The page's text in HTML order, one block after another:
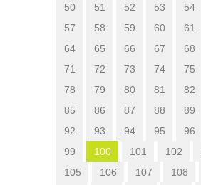
50
51 52 53 54
57
58 59 60 61
64
65 66 67 68
71
72 73 74 75
78
79 80 81 82
85
86 87 88 89
92
93 94 95 96
99
100 101 102
105
106 107 108